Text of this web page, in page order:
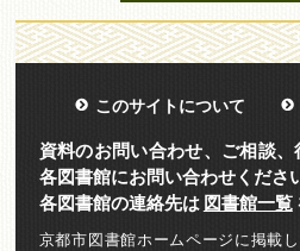
このサイトについて
資料のお問い合わせ、ご相談
各図書館にお問い合わせくださ
各図書館の連絡先は 図書館一覧
京都市図書館ホームページに掲載